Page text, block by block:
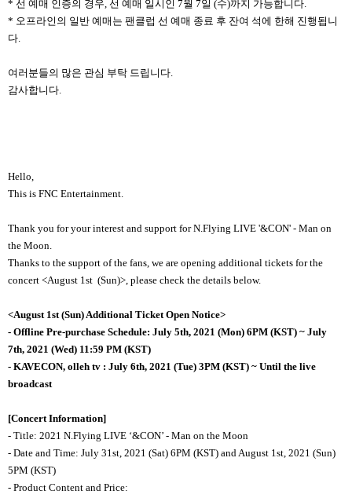
* 선 예매 인증의 경우, 선 예매 일시인 7월 7일 (수)까지 가능합니다.
* 오프라인의 일반 예매는 팬클럽 선 예매 종료 후 잔여 석에 한해 진행됩니
다.
여러분들의 많은 관심 부탁 드립니다.
감사합니다.
Hello,
This is FNC Entertainment.
Thank you for your interest and support for N.Flying LIVE '&CON' - Man on
the Moon.
Thanks to the support of the fans, we are opening additional tickets for the
concert <August 1st (Sun)>, please check the details below.
<August 1st (Sun) Additional Ticket Open Notice>
- Offline Pre-purchase Schedule: July 5th, 2021 (Mon) 6PM (KST) ~ July
7th, 2021 (Wed) 11:59 PM (KST)
- KAVECON, olleh tv : July 6th, 2021 (Tue) 3PM (KST) ~ Until the live
broadcast
[Concert Information]
- Title: 2021 N.Flying LIVE ‘&CON’ - Man on the Moon
- Date and Time: July 31st, 2021 (Sat) 6PM (KST) and August 1st, 2021 (Sun)
5PM (KST)
- Product Content and Price: